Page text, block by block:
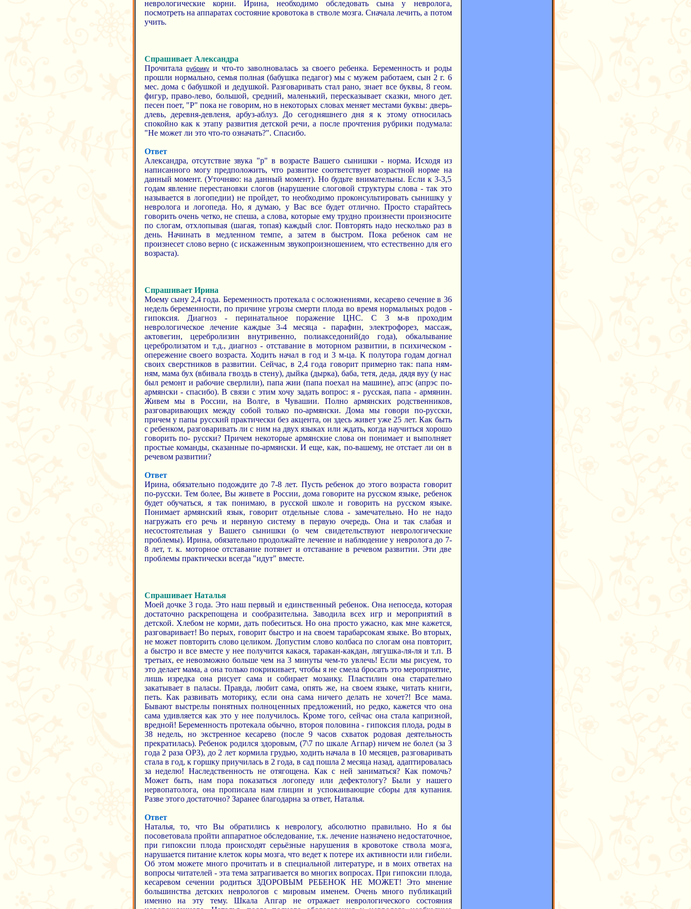
неврологические корни. Ирина, необходимо обследовать сына у невролога,
посмотреть на аппаратах состояние кровотока в стволе мозга. Сначала лечить, а потом
учить.
Спрашивает Александра
Прочитала рубрикуи что-то заволновалась за своего ребенка. Беременность и роды
прошли нормально, семья полная (бабушка педагог) мы с мужем работаем, сын 2 г. 6
мес. дома с бабушкой и дедушкой. Разговаривать стал рано, знает все буквы, 8 геом.
фигур, право-лево, большой, средний, маленький, пересказывает сказки, много дет.
песен поет, "Р" пока не говорим, но в некоторых словах меняет местами буквы: дверь-
длевь, деревня-девленя, арбуз-аблуз. До сегодняшнего дня я к этому относилась
спокойно как к этапу развития детской речи, а после прочтения рубрики подумала:
"Не может ли это что-то означать?". Спасибо.
Ответ
Александра, отсутствие звука "р" в возрасте Вашего сынишки - норма. Исходя из
написанного могу предположить, что развитие соответствует возрастной норме на
данный момент. (Уточняю: на данный момент). Но будьте внимательны. Если к 3-3,5
годам явление перестановки слогов (нарушение слоговой структуры слова - так это
называется в логопедии) не пройдет, то необходимо проконсультировать сынишку у
невролога и логопеда. Но, я думаю, у Вас все будет отлично. Просто старайтесь
говорить очень четко, не спеша, а слова, которые ему трудно произнести произносите
по слогам, отхлопывая (шагая, топая) каждый слог. Повторять надо несколько раз в
день. Начинать в медленном темпе, а затем в быстром. Пока ребенок сам не
произнесет слово верно (с искаженным звукопроизношением, что естественно для его
возраста).
Спрашивает Ирина
Моему сыну 2,4 года. Беременность протекала с осложнениями, кесарево сечение в 36
недель беременности, по причине угрозы смерти плода во время нормальных родов -
гипоксия. Диагноз - перинатальное поражение ЦНС. С 3 м-в проходим
неврологическое лечение каждые 3-4 месяца - парафин, электрофорез, массаж,
актовегин, церебролизин внутривенно, полиакседоний(до года), обкалывание
церебролизатом и т.д., диагноз - отставание в моторном развитии, в психическом -
опережение своего возраста. Ходить начал в год и 3 м-ца. К полутора годам догнал
своих сверстников в развитии. Сейчас, в 2,4 года говорит примерно так: папа ням-
ням, мама бух (вбивала гвоздь в стену), дыйка (дырка), баба, тетя, деда, дядя вуу (у нас
был ремонт и рабочие сверлили), папа жии (папа поехал на машине), апэс (апрэс по-
армянски - спасибо). В связи с этим хочу задать вопрос: я - русская, папа - армянин.
Живем мы в России, на Волге, в Чувашии. Полно армянских родственников,
разговаривающих между собой только по-армянски. Дома мы говори по-русски,
причем у папы русский практически без акцента, он здесь живет уже 25 лет. Как быть
с ребенком, разговаривать ли с ним на двух языках или ждать, когда научиться хорошо
говорить по- русски? Причем некоторые армянские слова он понимает и выполняет
простые команды, сказанные по-армянски. И еще, как, по-вашему, не отстает ли он в
речевом развитии?
Ответ
Ирина, обязательно подождите до 7-8 лет. Пусть ребенок до этого возраста говорит
по-русски. Тем более, Вы живете в России, дома говорите на русском языке, ребенок
будет обучаться, я так понимаю, в русской школе и говорить на русском языке.
Понимает армянский язык, говорит отдельные слова - замечательно. Но не надо
нагружать его речь и нервную систему в первую очередь. Она и так слабая и
несостоятельная у Вашего сынишки (о чем свидетельствуют неврологические
проблемы). Ирина, обязательно продолжайте лечение и наблюдение у невролога до 7-
8 лет, т. к. моторное отставание потянет и отставание в речевом развитии. Эти две
проблемы практически всегда "идут" вместе.
Спрашивает Наталья
Моей дочке 3 года. Это наш первый и единственный ребенок. Она непоседа, которая
достаточно раскрепощена и сообразительна. Заводила всех игр и мероприятий в
детской. Хлебом не корми, дать побеситься. Но она просто ужасно, как мне кажется,
разговаривает! Во перых, говорит быстро и на своем тарабарсокам языке. Во вторых,
не может повторить слово целиком. Допустим слово колбаса по слогам она повторит,
а быстро и все вместе у нее получится какася, таракан-какдан, лягушка-ля-ля и т.п. В
третьих, ее невозможно больше чем на 3 минуты чем-то увлечь! Если мы рисуем, то
это делает мама, а она только покрикивает, чтобы я не смела бросать это мероприятие,
лишь изредка она рисует сама и собирает мозаику. Пластилин она старательно
закатывает в паласы. Правда, любит сама, опять же, на своем языке, читать книги,
петь. Как развивать моторику, если она сама ничего делать не хочет?! Все мама.
Бывают выстрелы понятных полноценных предложений, но редко, кажется что она
сама удивляется как это у нее получилось. Кроме того, сейчас она стала капризной,
вредной! Беременность протекала обычно, второя половина - гипоксия плода, роды в
38 недель, но экстренное кесарево (после 9 часов схваток родовая деятельность
прекратилась). Ребенок родился здоровым, (7\7 по шкале Агпар) ничем не болел (за 3
года 2 раза ОРЗ), до 2 лет кормила грудью, ходить начала в 10 месяцев, разговаривать
стала в год, к горшку приучилась в 2 года, в сад пошла 2 месяца назад, адаптировалась
за неделю! Наследственность не отягощена. Как с ней заниматься? Как помочь?
Может быть, нам пора показаться логопеду или дефектологу? Были у нашего
нервопатолога, она прописала нам глицин и успокаивающие сборы для купания.
Разве этого достаточно? Заранее благодарна за ответ, Наталья.
Ответ
Наталья, то, что Вы обратились к неврологу, абсолютно правильно. Но я бы
посоветовала пройти аппаратное обследование, т.к. лечение назначено недостаточное,
при гипоксии плода происходят серьёзные нарушения в кровотоке ствола мозга,
нарушается питание клеток коры мозга, что ведет к потере их активности или гибели.
Об этом можете много прочитать и в специальной литературе, и в моих ответах на
вопросы читателей - эта тема затрагивается во многих вопросах. При гипоксии плода,
кесаревом сечении родиться ЗДОРОВЫМ РЕБЕНОК НЕ МОЖЕТ! Это мнение
большинства детских неврологов с мировым именем. Очень много публикаций
именно на эту тему. Шкала Апгар не отражает неврологического состояния